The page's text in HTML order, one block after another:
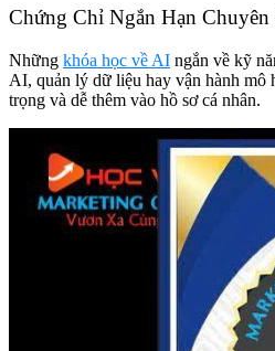
Chứng Chỉ Ngắn Hạn Chuyên
Những khóa học về AI ngắn về kỹ
AI, quản lý dữ liệu hay vận hành mô
trọng và dễ thêm vào hồ sơ cá nhân.